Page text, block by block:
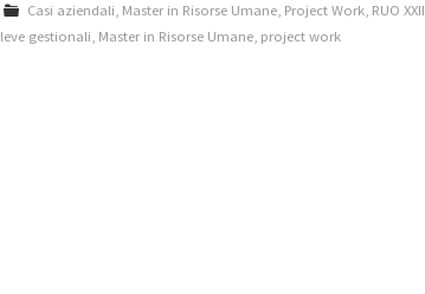
Casi aziendali, Master in Risorse Umane, Project Work, RUO XXII
leve gestionali, Master in Risorse Umane, project work